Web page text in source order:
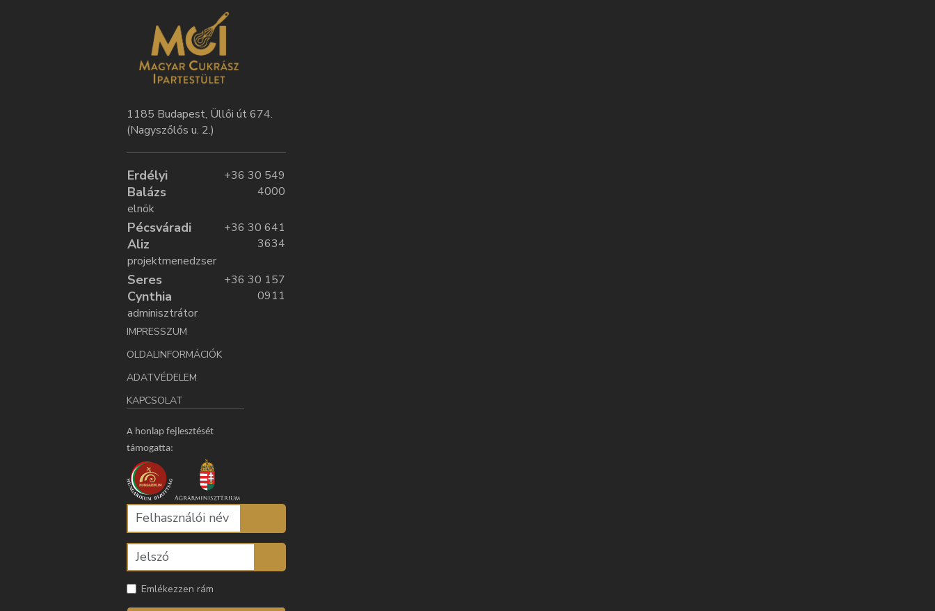
1185 Budapest, Üllői út 674.
(Nagyszőlős u. 2.)
Erdélyi
Balázs
elnök
+36 30 549
4000
Pécsváradi
Aliz
projektmenedzser
+36 30 641
3634
Seres
Cynthia
adminisztrátor
+36 30 157
0911
IMPRESSZUM
OLDALINFORMÁCIÓK
ADATVÉDELEM
KAPCSOLAT
A honlap fejlesztését
támogatta:
Emlékezzen rám